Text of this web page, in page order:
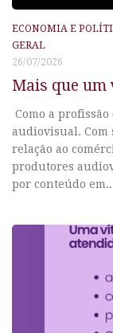
ECONOMIA E
GERAL
26/07/2026
Mais que um
Como a profissão
audiovisual. Com
relação ao
produtores
por conteúdo